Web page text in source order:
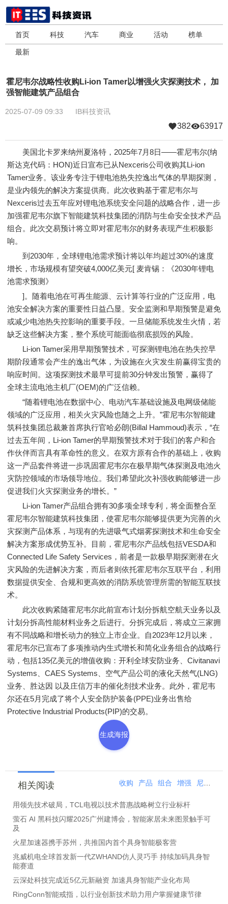
首页 科技 汽车 商业 活动 榜单
最新
霍尼韦尔战略性收购Li-ion Tamer以增强火灾探测技术， 加
强智能建筑产品组合
2025-07-09 09:33 IB科技资讯
382 63917
美国北卡罗来纳州夏洛特，2025年7月8日——霍尼韦尔(纳
斯达克代码：HON)近日宣布已从Nexceris公司收购其Li-ion
Tamer业务。该业务专注于锂电池热失控逸出气体的早期探测，
是业内领先的解决方案提供商。此次收购基于霍尼韦尔与
Nexceris过去五年应对锂电池系统安全问题的战略合作，进一步
加强霍尼韦尔旗下智能建筑科技集团的消防与生命安全技术产品
组合。此次交易预计将立即对霍尼韦尔的财务表现产生积极影
响。
到2030年，全球锂电池需求预计将以年均超过30%的速度
增长，市场规模有望突破4,000亿美元[ 麦肯锡：《2030年锂电
池需求预测》
]。随着电池在可再生能源、云计算等行业的广泛应用，电
池安全解决方案的重要性日益凸显。安全监测和早期预警是避免
或减少电池热失控影响的重要手段。一旦储能系统发生火情，若
缺乏这些解决方案，整个系统可能面临彻底损毁的风险。
Li-ion Tamer采用早期预警技术，可探测锂电池在热失控早
期阶段通常会产生的逸出气体，为设施在火灾发生前赢得宝贵的
响应时间。这项探测技术最早可提前30分钟发出预警，赢得了
全球主流电池主机厂(OEM)的广泛信赖。
“随着锂电池在数据中心、电动汽车基础设施及电网级储能
领域的广泛应用，相关火灾风险也随之上升。”霍尼韦尔智能建
筑科技集团总裁兼首席执行官哈必朗(Billal Hammoud)表示，“在
过去五年间，Li-ion Tamer的早期预警技术对于我们的客户和合
作伙伴而言具有革命性的意义。在双方原有合作的基础上，收购
这一产品套件将进一步巩固霍尼韦尔在极早期气体探测及电池火
灾防控领域的市场领导地位。我们希望此次补强收购能够进一步
促进我们火灾探测业务的增长。”
Li-ion Tamer产品组合拥有30多项全球专利，将全面整合至
霍尼韦尔智能建筑科技集团，使霍尼韦尔能够提供更为完善的火
灾探测产品体系，与现有的先进吸气式烟雾探测技术和生命安全
解决方案形成优势互补。目前，霍尼韦尔产品线包括VESDA和
Connected Life Safety Services，前者是一款极早期探测潜在火
灾风险的先进解决方案，而后者则依托霍尼韦尔互联平台，利用
数据提供安全、合规和更高效的消防系统管理所需的智能互联技
术。
此次收购紧随霍尼韦尔此前宣布计划分拆航空航天业务以及
计划分拆高性能材料业务之后进行。分拆完成后，将成立三家拥
有不同战略和增长动力的独立上市企业。自2023年12月以来，
霍尼韦尔已宣布了多项推动内生式增长和简化业务组合的战略行
动，包括135亿美元的增值收购：开利全球安防业务、Civitanavi
Systems、CAES Systems、空气产品公司的液化天然气(LNG)
业务、胜达因 以及庄信万丰的催化剂技术业务。此外，霍尼韦
尔还在5月完成了将个人安全防护装备(PPE)业务出售给
Protective Industrial Products(PIP)的交易。
生成海报
相关阅读 收购 产品 组合 增强 尼韦尔
用领先技术破局，TCL电视以技术普惠战略树立行业标杆
萤石 AI 黑科技闪耀2025广州建博会，智能家居未来图景触手可
及
火星加速器携手苏州，共推国内首个具身智能极客营
兆威机电全球首发新一代ZWHAND仿人灵巧手 持续加码具身智
能赛道
云深处科技完成近5亿元新融资 加速具身智能产业化布局
RingConn智能戒指，以行业创新技术助力用户掌握健康节律